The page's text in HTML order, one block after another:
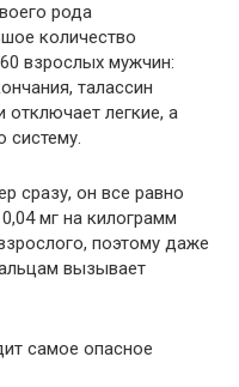
рода
количество
взрослых мужчин:
талассин
легкие, а
систему.
сразу, он все равно
мг на килограмм
поэтому даже
вызывает